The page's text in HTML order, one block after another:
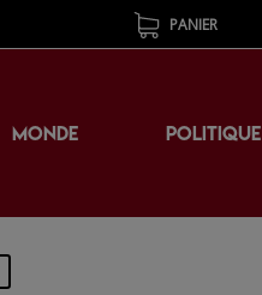
PANIER
MONDE POLITIQUE